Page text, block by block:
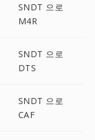
SNDT 으로
M4R
SNDT 으로
DTS
SNDT 으로
CAF